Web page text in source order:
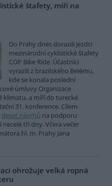
štafety, míří na
Do Prahy dnes dorazili jezdci
mezinárodní cyklistické štafety
COP Bike Ride. Účastníci
vyrazili z brazilského Belému,
kde se konala poslední
úmluvy Organizace
klimatu, a míří do turecké
31. konference. Cílem
deset návrhů na podporu
tři dny. Včera večer
hl. m. Prahy Jana
ohrožuje velká ropná